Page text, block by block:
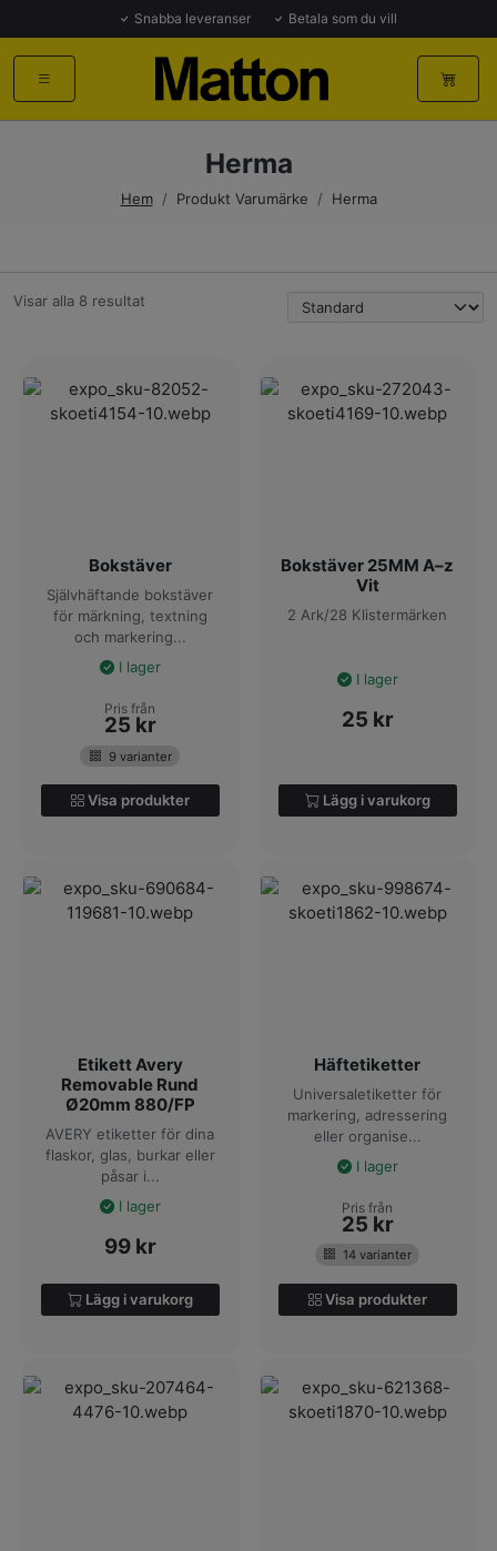
Snabba leveranser Betala som du vill
Herma
Hem / Produkt Varumärke / Herma
Visar alla 8 resultat
Bokstäver
Självhäftande bokstäver
för märkning, textning
och markering...
I lager
Pris från
25 kr
9 varianter
Visa produkter
Bokstäver 25MM A–z
Vit
2 Ark/28 Klistermärken
I lager
25 kr
Lägg i varukorg
Etikett Avery
Removable Rund
Ø20mm 880/FP
AVERY etiketter för dina
flaskor, glas, burkar eller
påsar i...
I lager
99 kr
Lägg i varukorg
Häftetiketter
Universaletiketter för
markering, adressering
eller organise...
I lager
Pris från
25 kr
14 varianter
Visa produkter